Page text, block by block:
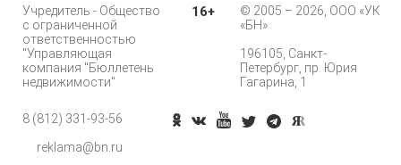
Учредитель - Общество
с ограниченной
ответственностью
"Управляющая
компания "Бюллетень
недвижимости"
16+
© 2005 – 2026, ООО «УК
«БН»
196105, Санкт-
Петербург, пр. Юрия
Гагарина, 1
8 (812) 331-93-56
reklama@bn.ru